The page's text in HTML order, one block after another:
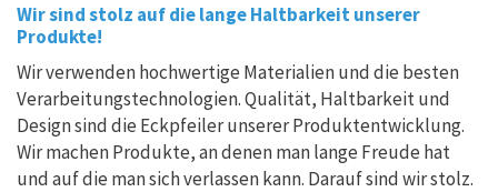
Wir sind stolz auf die lange Haltbarkeit unserer
Produkte!
Wir verwenden hochwertige Materialien und die besten
Verarbeitungstechnologien. Qualität, Haltbarkeit und
Design sind die Eckpfeiler unserer Produktentwicklung.
Wir machen Produkte, an denen man lange Freude hat
und auf die man sich verlassen kann. Darauf sind wir stolz.